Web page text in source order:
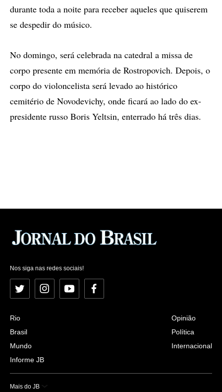
durante toda a noite para receber aqueles que quiserem
se despedir do músico.
No domingo, será celebrada na catedral a missa de
corpo presente em memória de Rostropovich. Depois, o
corpo do violoncelista será levado ao histórico
cemitério de Novodevichy, onde ficará ao lado do ex-
presidente russo Boris Yeltsin, enterrado há três dias.
Nos siga nas redes sociais!
Twitter InstagramYouTubeFacebook
Rio
Brasil
Mundo
Informe JB
Opinião
Política
Internacional
Mais do JB